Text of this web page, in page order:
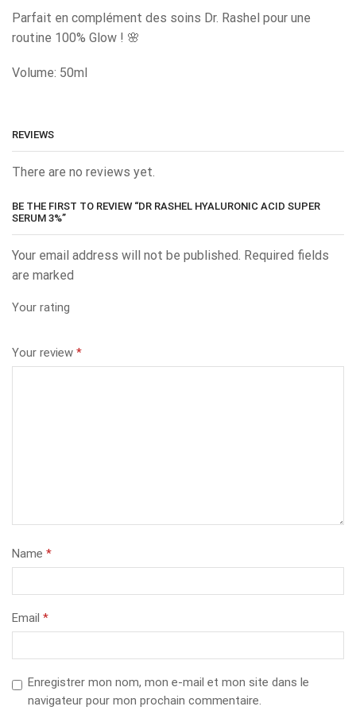
Parfait en complément des soins Dr. Rashel pour une
routine 100% Glow ! 🌸
Volume: 50ml
REVIEWS
There are no reviews yet.
BE THE FIRST TO REVIEW “DR RASHEL HYALURONIC ACID SUPER
SERUM 3%”
Your email address will not be published. Required fields
are marked
Your rating
Your review *
Name *
Email *
Enregistrer mon nom, mon e-mail et mon site dans le
navigateur pour mon prochain commentaire.